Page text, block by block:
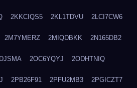
2KKCIQS5 2KL1TDVU 2LCI7CW6
2M7YMERZ 2MIQDBKK 2N165DB2
2OC6YQYJ 2ODHTNIQ
2PB26F91 2PFU2MB3 2PGICZT7